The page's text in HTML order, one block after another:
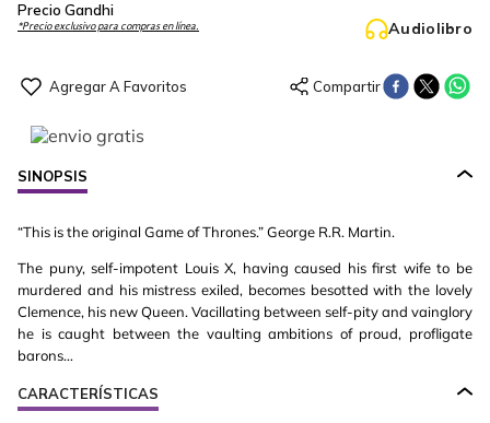
Precio Gandhi
*Precio exclusivo para compras en línea. Audiolibro
SINOPSIS
“This is the original Game of Thrones.” George R.R. Martin.
The puny, self-impotent Louis X, having caused his first wife to be
murdered and his mistress exiled, becomes besotted with the lovely
Clemence, his new Queen. Vacillating between self-pity and vainglory
he is caught between the vaulting ambitions of proud, profligate
barons…
CARACTERÍSTICAS